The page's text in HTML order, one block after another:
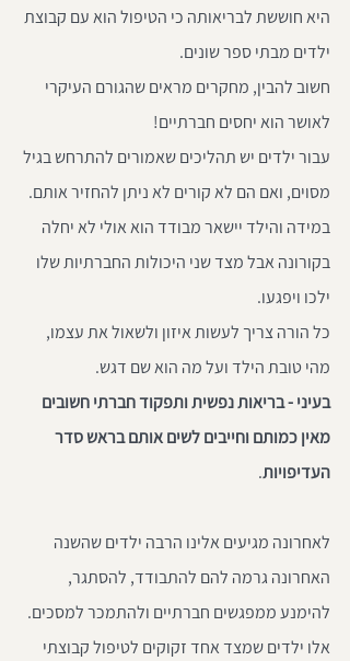
היא חוששת לבריאותה כי הטיפול הוא עם קבוצת
ילדים מבתי ספר שונים.
חשוב להבין, מחקרים מראים שהגורם העיקרי
לאושר הוא יחסים חברתיים!
עבור ילדים יש תהליכים שאמורים להתרחש בגיל
מסוים, ואם הם לא קורים לא ניתן להחזיר אותם.
במידה והילד יישאר מבודד הוא אולי לא יחלה
בקורונה אבל מצד שני היכולות החברתיות שלו
ילכו ויפגעו.
כל הורה צריך לעשות איזון ולשאול את עצמו,
מהי טובת הילד ועל מה הוא שם דגש.
בעיני - בריאות נפשית ותפקוד חברתי חשובים
מאין כמותם וחייבים לשים אותם בראש סדר
העדיפויות.
לאחרונה מגיעים אלינו הרבה ילדים שהשנה
האחרונה גרמה להם להתבודד, להסתגר,
להימנע ממפגשים חברתיים ולהתמכר למסכים.
אלו ילדים שמצד אחד זקוקים לטיפול קבוצתי